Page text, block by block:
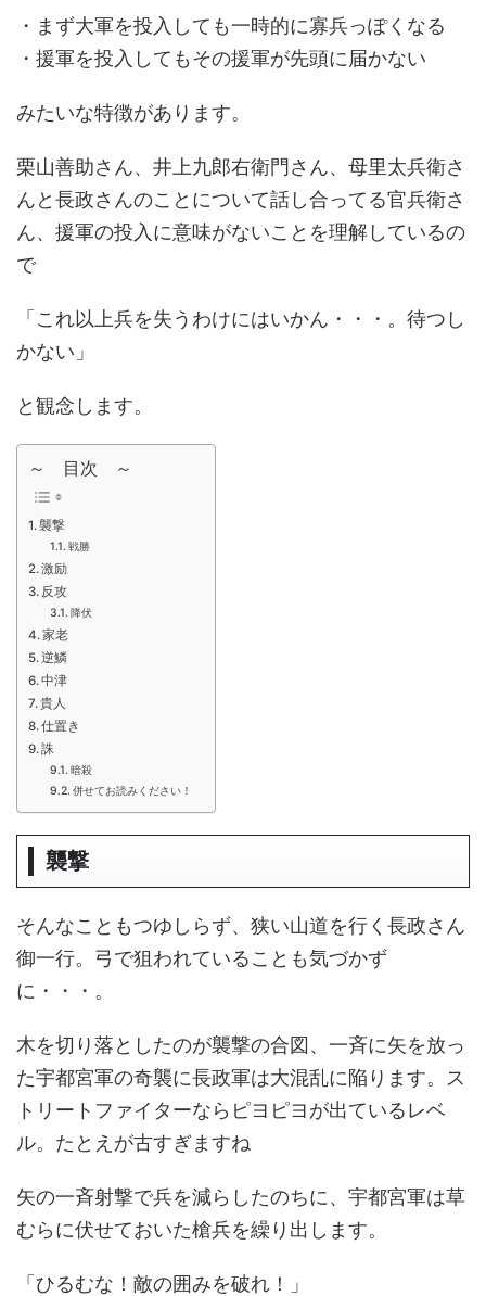
・まず大軍を投入しても一時的に寡兵っぽくなる
・援軍を投入してもその援軍が先頭に届かない
みたいな特徴があります。
栗山善助さん、井上九郎右衛門さん、母里太兵衛さ
んと長政さんのことについて話し合ってる官兵衛さ
ん、援軍の投入に意味がないことを理解しているの
で
「これ以上兵を失うわけにはいかん・・・。待つし
かない」
と観念します。
～ 目次 ～
襲撃
戦勝
激励
反攻
降伏
家老
逆鱗
中津
貴人
仕置き
誅
暗殺
併せてお読みください！
襲撃
そんなこともつゆしらず、狭い山道を行く長政さん
御一行。弓で狙われていることも気づかず
に・・・。
木を切り落としたのが襲撃の合図、一斉に矢を放っ
た宇都宮軍の奇襲に長政軍は大混乱に陥ります。ス
トリートファイターならピヨピヨが出ているレベ
ル。たとえが古すぎますね
矢の一斉射撃で兵を減らしたのちに、宇都宮軍は草
むらに伏せておいた槍兵を繰り出します。
「ひるむな！敵の囲みを破れ！」